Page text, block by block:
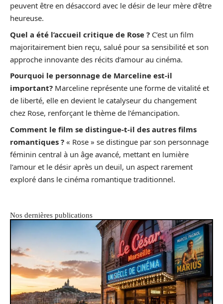
peuvent être en désaccord avec le désir de leur mère d’être
heureuse.
Quel a été l’accueil critique de Rose ? C’est un film
majoritairement bien reçu, salué pour sa sensibilité et son
approche innovante des récits d’amour au cinéma.
Pourquoi le personnage de Marceline est-il
important? Marceline représente une forme de vitalité et
de liberté, elle en devient le catalyseur du changement
chez Rose, renforçant le thème de l’émancipation.
Comment le film se distingue-t-il des autres films
romantiques ? « Rose » se distingue par son personnage
féminin central à un âge avancé, mettant en lumière
l’amour et le désir après un deuil, un aspect rarement
exploré dans le cinéma romantique traditionnel.
Nos dernières publications